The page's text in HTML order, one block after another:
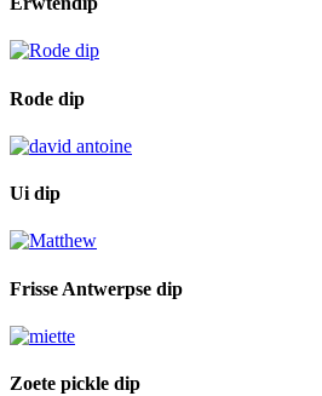
Rode dip
Ui dip
Frisse Antwerpse dip
Zoete pickle dip